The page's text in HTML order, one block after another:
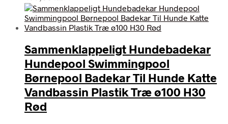
Sammenklappeligt Hundebadekar
Hundepool Swimmingpool
Børnepool Badekar Til Hunde Katte
Vandbassin Plastik Træ ø100 H30
Rød